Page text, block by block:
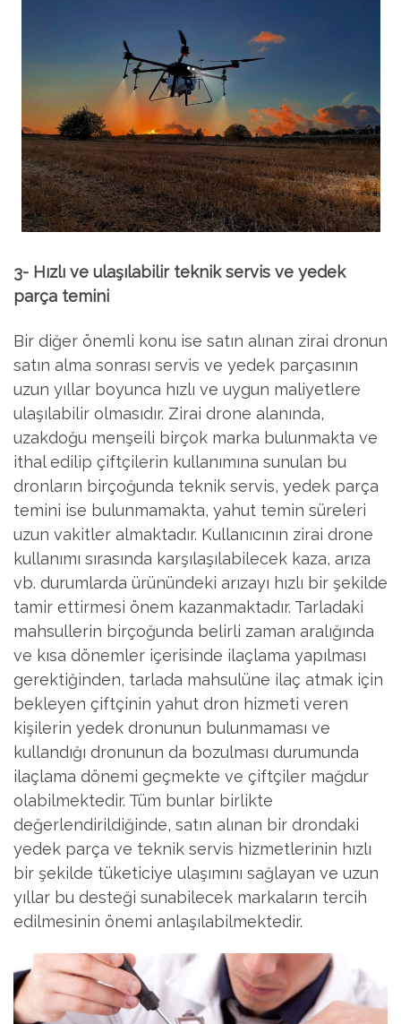
3- Hızlı ve ulaşılabilir teknik servis ve yedek
parça temini
Bir diğer önemli konu ise satın alınan zirai dronun
satın alma sonrası servis ve yedek parçasının
uzun yıllar boyunca hızlı ve uygun maliyetlere
ulaşılabilir olmasıdır. Zirai drone alanında,
uzakdoğu menşeili birçok marka bulunmakta ve
ithal edilip çiftçilerin kullanımına sunulan bu
dronların birçoğunda teknik servis, yedek parça
temini ise bulunmamakta, yahut temin süreleri
uzun vakitler almaktadır. Kullanıcının zirai drone
kullanımı sırasında karşılaşılabilecek kaza, arıza
vb. durumlarda ürünündeki arızayı hızlı bir şekilde
tamir ettirmesi önem kazanmaktadır. Tarladaki
mahsullerin birçoğunda belirli zaman aralığında
ve kısa dönemler içerisinde ilaçlama yapılması
gerektiğinden, tarlada mahsulüne ilaç atmak için
bekleyen çiftçinin yahut dron hizmeti veren
kişilerin yedek dronunun bulunmaması ve
kullandığı dronunun da bozulması durumunda
ilaçlama dönemi geçmekte ve çiftçiler mağdur
olabilmektedir. Tüm bunlar birlikte
değerlendirildiğinde, satın alınan bir drondaki
yedek parça ve teknik servis hizmetlerinin hızlı
bir şekilde tüketiciye ulaşımını sağlayan ve uzun
yıllar bu desteği sunabilecek markaların tercih
edilmesinin önemi anlaşılabilmektedir.